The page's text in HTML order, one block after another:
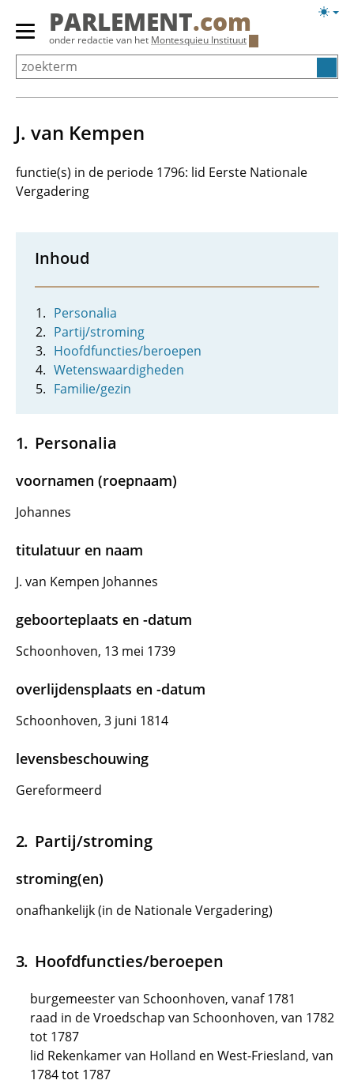
Overslaan
Primair
menu
tonen/verbergen
PARLEMENT.com
onder redactie van het Montesquieu Instituut
J. van Kempen
functie(s) in de periode 1796: lid Eerste Nationale
Vergadering
Inhoud
Personalia
Partij/stroming
Hoofdfuncties/beroepen
Wetenswaardigheden
Familie/gezin
Personalia
voornamen (roepnaam)
Johannes
titulatuur en naam
J. van Kempen Johannes
geboorteplaats en -datum
Schoonhoven, 13 mei 1739
overlijdensplaats en -datum
Schoonhoven, 3 juni 1814
levensbeschouwing
Gereformeerd
Partij/stroming
stroming(en)
onafhankelijk (in de Nationale Vergadering)
Hoofdfuncties/beroepen
burgemeester van Schoonhoven, vanaf 1781
raad in de Vroedschap van Schoonhoven, van 1782
tot 1787
lid Rekenkamer van Holland en West-Friesland, van
1784 tot 1787